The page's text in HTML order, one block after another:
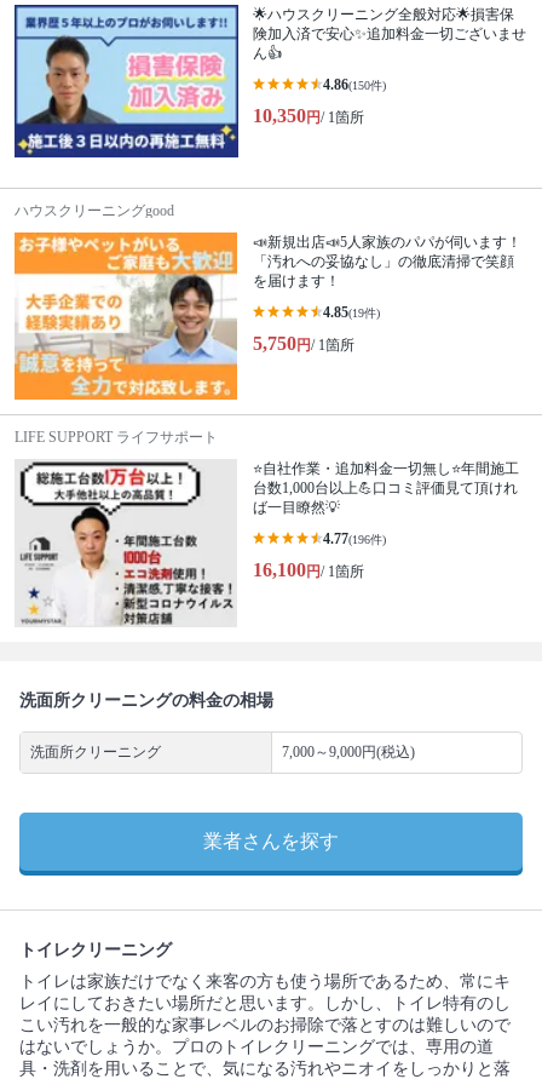
🌟ハウスクリーニング全般対応🌟損害保
険加入済で安心✨追加料金一切ございませ
ん👍
4.86(150件)
10,350円/ 1箇所
ハウスクリーニングgood
📣新規出店📣5人家族のパパが伺います！
「汚れへの妥協なし」の徹底清掃で笑顔
を届けます！
4.85(19件)
5,750円/ 1箇所
LIFE SUPPORT ライフサポート
⭐自社作業・追加料金一切無し⭐年間施工
台数1,000台以上💪口コミ評価見て頂けれ
ば一目瞭然💡
4.77(196件)
16,100円/ 1箇所
洗面所クリーニングの料金の相場
洗面所クリーニング 7,000～9,000円(税込)
業者さんを探す
トイレクリーニング
トイレは家族だけでなく来客の方も使う場所であるため、常にキ
レイにしておきたい場所だと思います。しかし、トイレ特有のし
こい汚れを一般的な家事レベルのお掃除で落とすのは難しいので
はないでしょうか。プロのトイレクリーニングでは、専用の道
具・洗剤を用いることで、気になる汚れやニオイをしっかりと落